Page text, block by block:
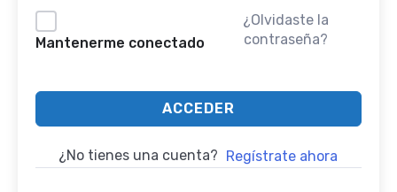
Mantenerme conectado
¿Olvidaste la
contraseña?
ACCEDER
¿No tienes una cuenta? Regístrate ahora